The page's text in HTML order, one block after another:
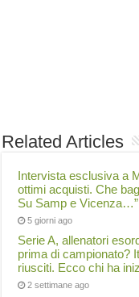
Related Articles
Intervista esclusiva a
ottimi acquisti. Che
Su Samp e Vicenza…”
5 giorni ago
Serie A, allenatori
prima di campionato?
riusciti. Ecco chi ha
2 settimane ago